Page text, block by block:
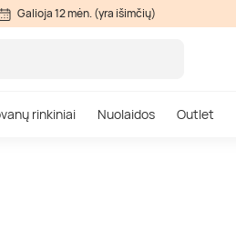
Galioja 12 mėn. (yra išimčių)
rinkiniai Nuolaidos Outlet